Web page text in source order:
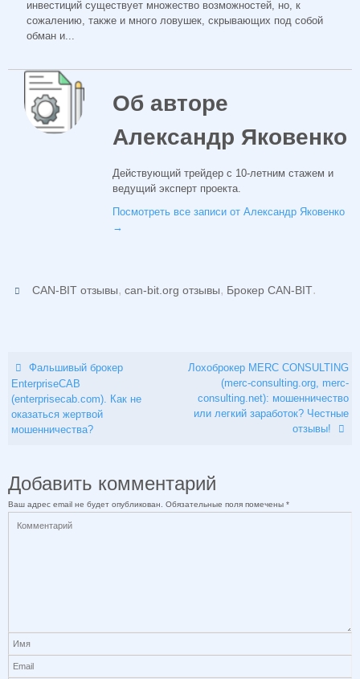
инвестиций существует множество возможностей, но, к
сожалению, также и много ловушек, скрывающих под собой
обман и...
Об авторе
Александр Яковенко
Действующий трейдер с 10-летним стажем и
ведущий эксперт проекта.
Посмотреть все записи от Александр Яковенко
→
CAN-BIT отзывы,can-bit.org отзывы, Брокер CAN-BIT.
Фальшивый брокер
EnterpriseCAB
(enterprisecab.com). Как не
оказаться жертвой
мошенничества?
Лохоброкер MERC CONSULTING
(merc-consulting.org, merc-
consulting.net): мошенничество
или легкий заработок? Честные
отзывы!
Добавить комментарий
Ваш адрес email не будет опубликован. Обязательные поля помечены *